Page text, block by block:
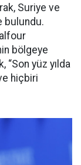
Suriye ve
bulundu.
bölgeye
“Son yüz yılda
hiçbiri